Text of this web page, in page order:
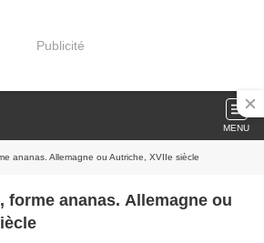
Publicité
MENU
ananas. Allemagne ou Autriche, XVIIe siècle
forme ananas. Allemagne ou